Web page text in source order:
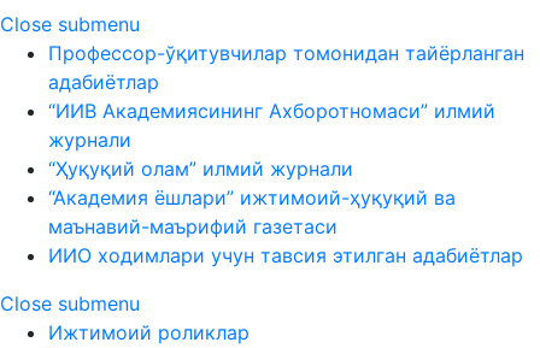
Close submenu
Профессор-ўқитувчилар томонидан тайёрланган
адабиётлар
“ИИВ Академиясининг Ахборотномаси” илмий
журнали
“Ҳуқуқий олам” илмий журнали
“Академия ёшлари” ижтимоий-ҳуқуқий ва
маънавий-маърифий газетаси
ИИО ходимлари учун тавсия этилган адабиётлар
Close submenu
Ижтимоий роликлар